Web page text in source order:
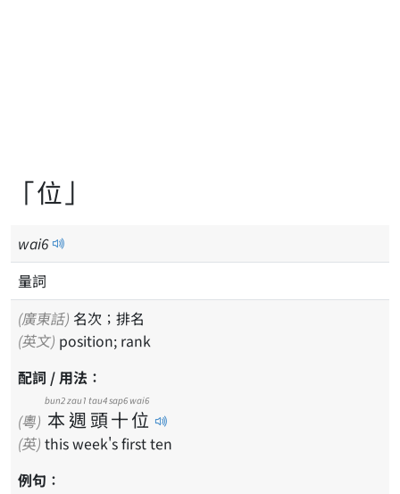
「位」
wai6
量詞
(廣東話) 名次；排名
(英文) position; rank
配詞 / 用法：
(粵) 本
bun2
週
zau1
頭
tau4
十
sap6
位
wai6
(英) this week's first ten
例句：